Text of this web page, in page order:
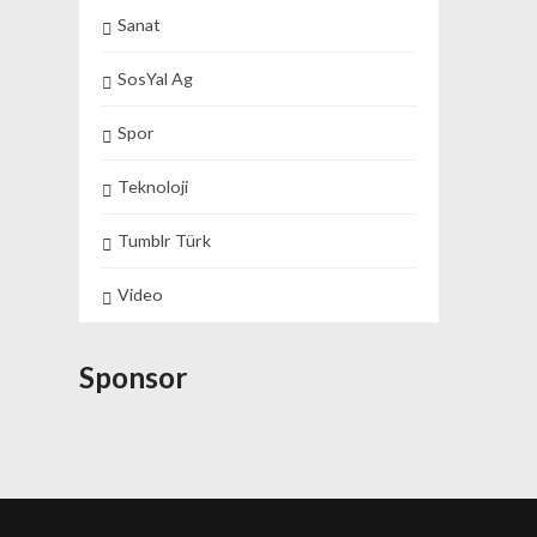
Sanat
SosYal Ag
Spor
Teknoloji
Tumblr Türk
Video
Sponsor